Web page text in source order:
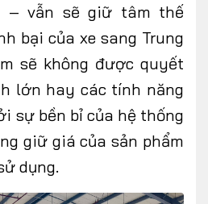
– vẫn sẽ giữ tâm thế
bại của xe sang Trung
sẽ không được quyết
lớn hay các tính năng
sự bền bỉ của hệ thống
giữ giá của sản phẩm
dụng.